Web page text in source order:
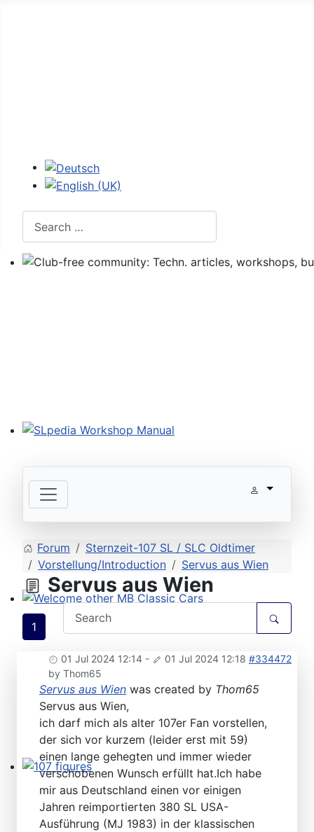
Select your language
Welcome other MB Classic Cars
107 figures
Forum
Sternzeit-107 SL / SLC Oldtimer
Vorstellung/Introduction
Servus aus Wien
Servus aus Wien
1
01 Jul 2024 12:14 - 01 Jul 2024 12:18 #334472
by Thom65
Servus aus Wien was created by Thom65
Servus aus Wien,
ich darf mich als alter 107er Fan vorstellen,
der sich vor kurzem (leider erst mit 59)
einen lange gehegten und immer wieder
verschobenen Wunsch erfüllt hat.Ich habe
mir aus Deutschland einen vor einigen
Jahren reimportierten 380 SL USA-
Ausführung (MJ 1983) in der klassischen